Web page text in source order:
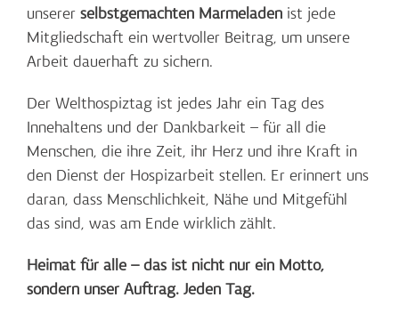
unserer selbstgemachten Marmeladenist jede
Mitgliedschaft ein wertvoller Beitrag, um unsere
Arbeit dauerhaft zu sichern.
Der Welthospiztag ist jedes Jahr ein Tag des
Innehaltens und der Dankbarkeit – für all die
Menschen, die ihre Zeit, ihr Herz und ihre Kraft in
den Dienst der Hospizarbeit stellen. Er erinnert uns
daran, dass Menschlichkeit, Nähe und Mitgefühl
das sind, was am Ende wirklich zählt.
Heimat für alle – das ist nicht nur ein Motto,
sondern unser Auftrag. Jeden Tag.